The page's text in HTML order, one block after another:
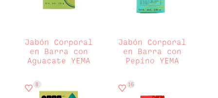
Jabón Corporal
en Barra con
Aguacate YEMA
Jabón Corporal
en Barra con
Pepino YEMA
8 16